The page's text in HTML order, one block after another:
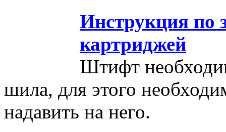
Инструкция по
картриджей
Штифт
шила, для этого
надавить на него.